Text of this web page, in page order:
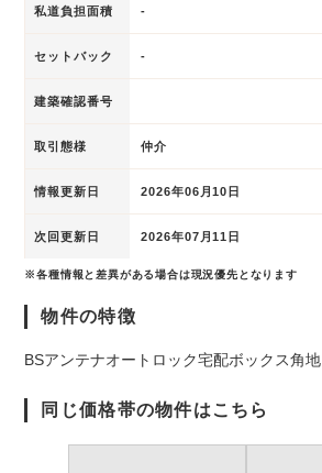
私道負担面積 -
セットバック -
建築確認番号
取引態様 仲介
情報更新日 2026年06月10日
次回更新日 2026年07月11日
※各種情報と差異がある場合は現況優先となります
物件の特徴
BSアンテナオートロック宅配ボックス角地
同じ価格帯の物件はこちら